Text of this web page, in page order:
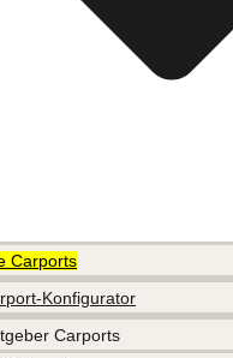
Carports
Konfigurator
Carports